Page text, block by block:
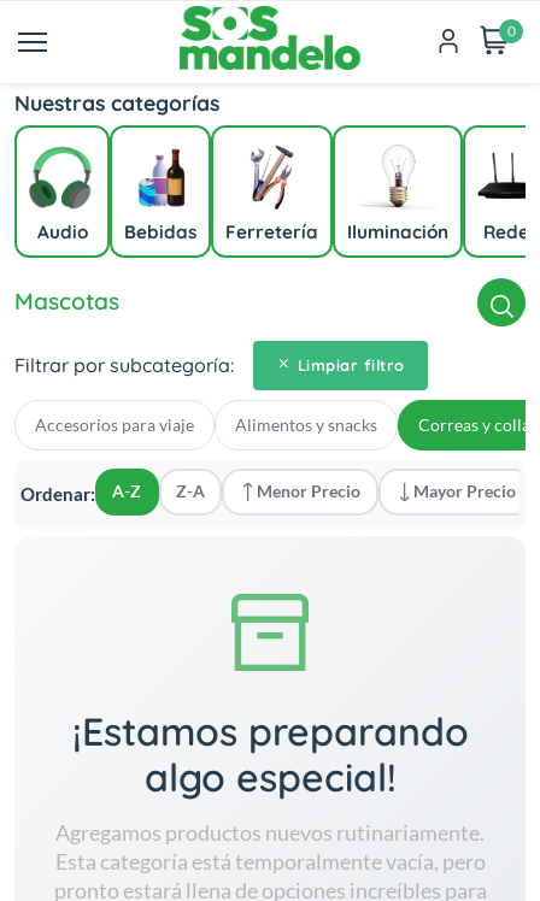
0
Nuestras categorías
Audio Bebidas Ferretería Iluminación Redes
Mascotas
Filtrar por subcategoría: Limpiar filtro
Accesorios para viaje Alimentos y snacks Correas y
Ordenar: A-Z Z-A Menor Precio Mayor Precio
¡Estamos preparando
algo especial!
Agregamos productos nuevos rutinariamente.
Esta categoría está temporalmente vacía, pero
pronto estará llena de opciones increíbles para